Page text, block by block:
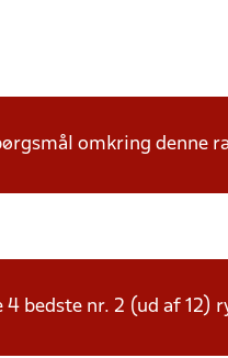
omkring denne
4 bedste nr. 2 (ud af 12)